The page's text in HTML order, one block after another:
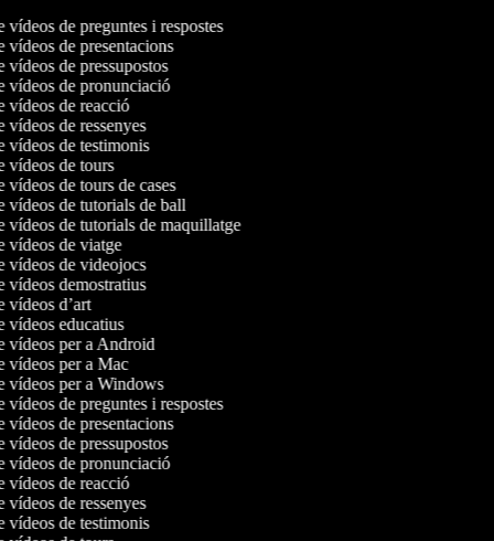
vídeos de preguntes i respostes
vídeos de presentacions
vídeos de pressupostos
vídeos de pronunciació
vídeos de reacció
vídeos de ressenyes
vídeos de testimonis
vídeos de tours
vídeos de tours de cases
vídeos de tutorials de ball
vídeos de tutorials de maquillatge
vídeos de viatge
vídeos de videojocs
vídeos demostratius
vídeos d’art
vídeos educatius
vídeos per a Android
vídeos per a Mac
vídeos per a Windows
vídeos de preguntes i respostes
vídeos de presentacions
vídeos de pressupostos
vídeos de pronunciació
vídeos de reacció
vídeos de ressenyes
vídeos de testimonis